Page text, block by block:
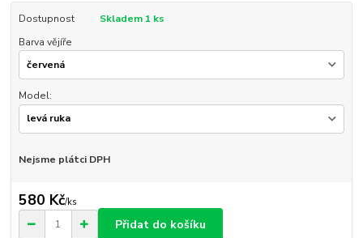
Dostupnost
Skladem 1 ks
Barva vějíře
Model:
Nejsme plátci DPH
580 Kč/ks
Přidat do košíku